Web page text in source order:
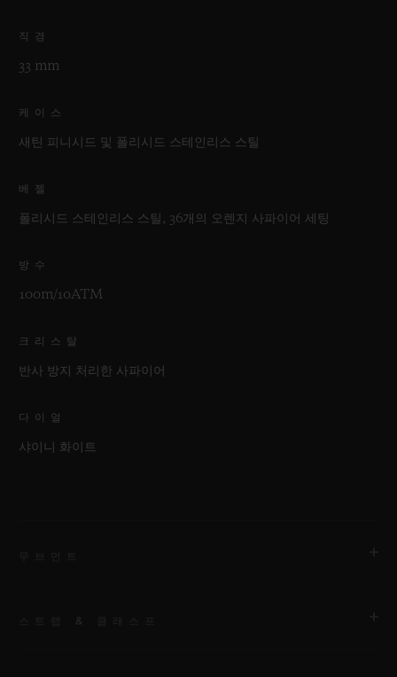
직경
33 mm
케이스
새틴 피니시드 및 폴리시드 스테인리스 스틸
베젤
폴리시드 스테인리스 스틸, 36개의 오렌지 사파이어 세팅
방수
100m/10ATM
크리스탈
반사 방지 처리한 사파이어
다이얼
샤이니 화이트